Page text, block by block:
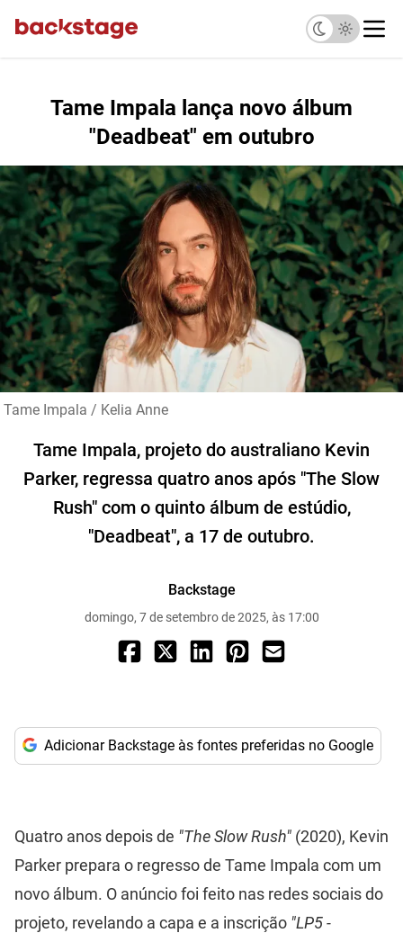
Tame Impala lança novo álbum
"Deadbeat" em outubro
Tame Impala / Kelia Anne
Tame Impala, projeto do australiano Kevin
Parker, regressa quatro anos após "The Slow
Rush" com o quinto álbum de estúdio,
"Deadbeat", a 17 de outubro.
Backstage
domingo, 7 de setembro de 2025, às 17:00
Adicionar Backstage às fontes preferidas no Google
Quatro anos depois de "The Slow Rush" (2020), Kevin
Parker prepara o regresso de Tame Impala com um
novo álbum. O anúncio foi feito nas redes sociais do
projeto, revelando a capa e a inscrição "LP5 -